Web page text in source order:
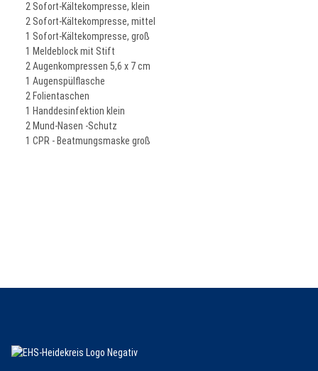
2 Sofort-Kältekompresse, klein
2 Sofort-Kältekompresse, mittel
1 Sofort-Kältekompresse, groß
1 Meldeblock mit Stift
2 Augenkompressen 5,6 x 7 cm
1 Augenspülflasche
2 Folientaschen
1 Handdesinfektion klein
2 Mund-Nasen -Schutz
1 CPR - Beatmungsmaske groß